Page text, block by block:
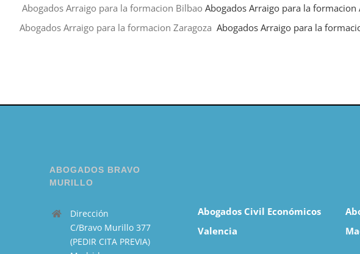
Abogados Arraigo para la formacion Bilbao Abogados Arraigo para la formacion
Abogados Arraigo para la formacion Zaragoza Abogados Arraigo para la
ABOGADOS BRAVO
MURILLO
Dirección
C/Bravo Murillo 377
(PEDIR CITA PREVIA)
Abogados Civil Económicos
Valencia